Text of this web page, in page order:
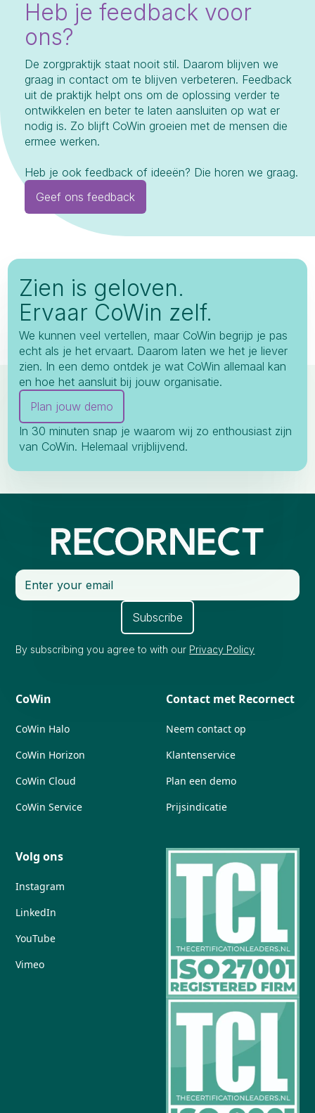
Heb je feedback voor
ons?
De zorgpraktijk staat nooit stil. Daarom blijven we
graag in contact om te blijven verbeteren. Feedback
uit de praktijk helpt ons om de oplossing verder te
ontwikkelen en beter te laten aansluiten op wat er
nodig is. Zo blijft CoWin groeien met de mensen die
ermee werken.
Heb je ook feedback of ideeën? Die horen we graag.
Geef ons feedback
Zien is geloven.
Ervaar CoWin zelf.
We kunnen veel vertellen, maar CoWin begrijp je pas
echt als je het ervaart. Daarom laten we het je liever
zien. In een demo ontdek je wat CoWin allemaal kan
en hoe het aansluit bij jouw organisatie.
Plan jouw demo
In 30 minuten snap je waarom wij zo enthousiast zijn
van CoWin. Helemaal vrijblijvend.
By subscribing you agree to with our Privacy Policy
CoWin
CoWin Halo
CoWin Horizon
CoWin Cloud
CoWin Service
Contact met Recornect
Neem contact op
Klantenservice
Plan een demo
Prijsindicatie
Volg ons
Instagram
LinkedIn
YouTube
Vimeo